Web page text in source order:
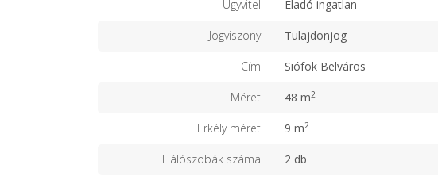
Ügyvitel Eladó ingatlan
Jogviszony Tulajdonjog
Cím Siófok Belváros
Méret 48 m2
Erkély méret 9 m2
Hálószobák száma 2 db